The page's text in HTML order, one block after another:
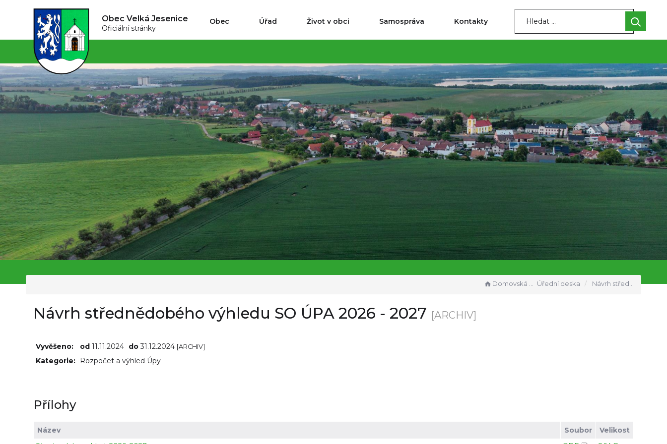
Obec Velká Jesenice
Oficiální stránky
Obec Úřad Život v obci Samospráva Kontakty
Domovská stránka Úřední deska Návrh střednědobého výhledu SO ÚPA 2026 - 2027
Návrh střednědobého výhledu SO ÚPA 2026 - 2027 [ARCHIV]
Vyvěšeno: od 11.11.2024 do31.12.2024 [ARCHIV]
Kategorie: Rozpočet a výhled Úpy
Přílohy
Název Soubor
Velikost